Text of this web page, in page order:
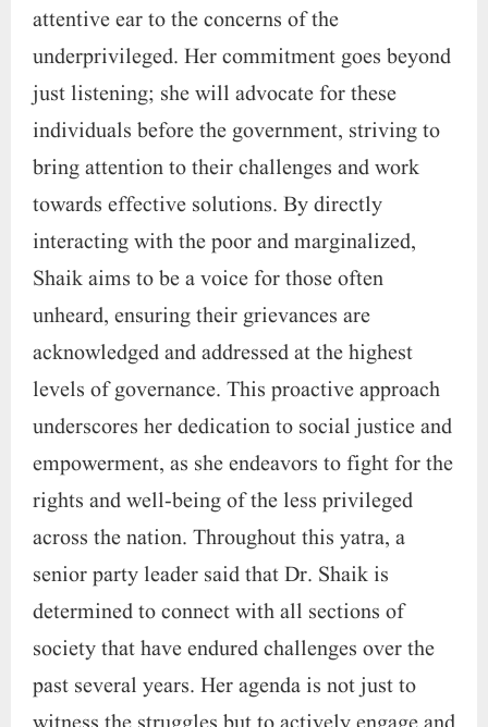
attentive ear to the concerns of the
underprivileged. Her commitment goes beyond
just listening; she will advocate for these
individuals before the government, striving to
bring attention to their challenges and work
towards effective solutions. By directly
interacting with the poor and marginalized,
Shaik aims to be a voice for those often
unheard, ensuring their grievances are
acknowledged and addressed at the highest
levels of governance. This proactive approach
underscores her dedication to social justice and
empowerment, as she endeavors to fight for the
rights and well-being of the less privileged
across the nation. Throughout this yatra, a
senior party leader said that Dr. Shaik is
determined to connect with all sections of
society that have endured challenges over the
past several years. Her agenda is not just to